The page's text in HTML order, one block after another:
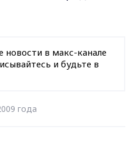
новости в макс-канале
и будьте в
года